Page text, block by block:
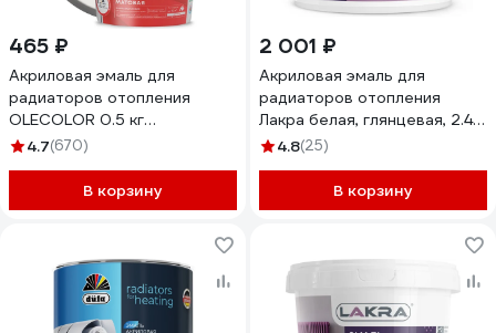
465 ₽
Акриловая эмаль для
радиаторов отопления
OLECOLOR 0.5 кг
4300006116
4.7(670)
В корзину
2 001 ₽
Акриловая эмаль для
радиаторов отопления
Лакра белая, глянцевая, 2.4
кг 90003485890
4.8(25)
В корзину